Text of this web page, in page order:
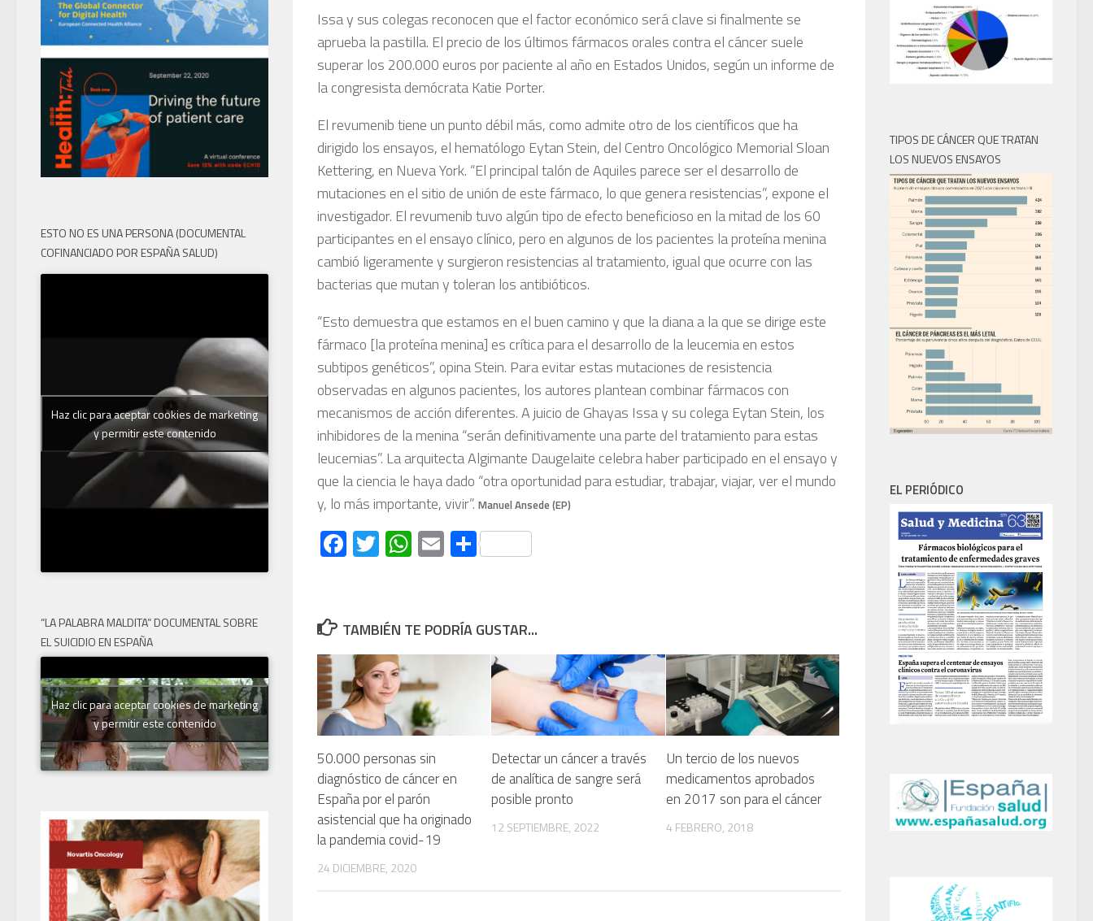
Issa y sus colegas reconocen que el factor económico será clave si finalmente se
aprueba la pastilla. El precio de los últimos fármacos orales contra el cáncer suele
superar los 200.000 euros por paciente al año en Estados Unidos, según un informe de
la congresista demócrata Katie Porter.
El revumenib tiene un punto débil más, como admite otro de los científicos que ha
dirigido los ensayos, el hematólogo Eytan Stein, del Centro Oncológico Memorial Sloan
Kettering, en Nueva York. “El principal talón de Aquiles parece ser el desarrollo de
mutaciones en el sitio de unión de este fármaco, lo que genera resistencias”, expone el
investigador. El revumenib tuvo algún tipo de efecto beneficioso en la mitad de los 60
participantes en el ensayo clínico, pero en algunos de los pacientes la proteína menina
cambió ligeramente y surgieron resistencias al tratamiento, igual que ocurre con las
bacterias que mutan y toleran los antibióticos.
“Esto demuestra que estamos en el buen camino y que la diana a la que se dirige este
fármaco [la proteína menina] es crítica para el desarrollo de la leucemia en estos
subtipos genéticos”, opina Stein. Para evitar estas mutaciones de resistencia
observadas en algunos pacientes, los autores plantean combinar fármacos con
mecanismos de acción diferentes. A juicio de Ghayas Issa y su colega Eytan Stein, los
inhibidores de la menina “serán definitivamente una parte del tratamiento para estas
leucemias”. La arquitecta Algimante Daugelaite celebra haber participado en el ensayo y
que la ciencia le haya dado “otra oportunidad para estudiar, trabajar, viajar, ver el mundo
y, lo más importante, vivir”. Manuel Ansede (EP)
Facebook
Twitter
WhatsApp
EmailCompartir
TAMBIÉN TE PODRÍA GUSTAR...
50.000 personas sin
diagnóstico de cáncer en
España por el parón
asistencial que ha originado
la pandemia covid-19
24 DICIEMBRE, 2020
Detectar un cáncer a través
de analítica de sangre será
posible pronto
12 SEPTIEMBRE, 2022
Un tercio de los nuevos
medicamentos aprobados
en 2017 son para el cáncer
4 FEBRERO, 2018
ESTO NO ES UNA PERSONA (DOCUMENTAL
COFINANCIADO POR ESPAÑA SALUD)
Haz clic para aceptar cookies de marketing
y permitir este contenido
“LA PALABRA MALDITA” DOCUMENTAL SOBRE
EL SUICIDIO EN ESPAÑA
Haz clic para aceptar cookies de marketing
y permitir este contenido
TIPOS DE CÁNCER QUE TRATAN
LOS NUEVOS ENSAYOS
EL PERIÓDICO